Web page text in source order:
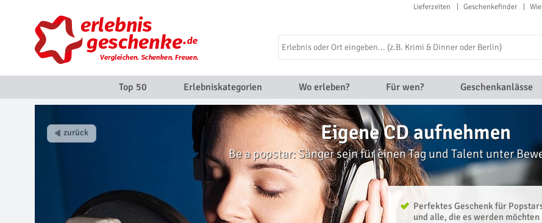
Lieferzeiten Geschenkefinder
Top 50 Erlebniskategorien Wo erleben? Für wen? Geschenkanlässe
Eigene CD aufnehmen
Be a popstar: Sänger sein für einen Tag und Talent unter
Perfektes Geschenk für
und alle, die es werden möchten